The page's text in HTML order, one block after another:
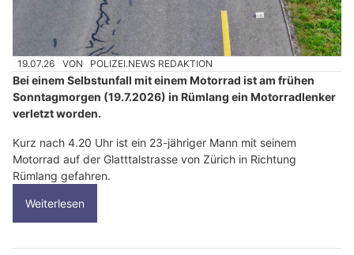
19.07.26 VON POLIZEI.NEWS REDAKTION
Bei einem Selbstunfall mit einem Motorrad ist am frühen
Sonntagmorgen (19.7.2026) in Rümlang ein Motorradlenker
verletzt worden.
Kurz nach 4.20 Uhr ist ein 23-jähriger Mann mit seinem
Motorrad auf der Glatttalstrasse von Zürich in Richtung
Rümlang gefahren.
Weiterlesen